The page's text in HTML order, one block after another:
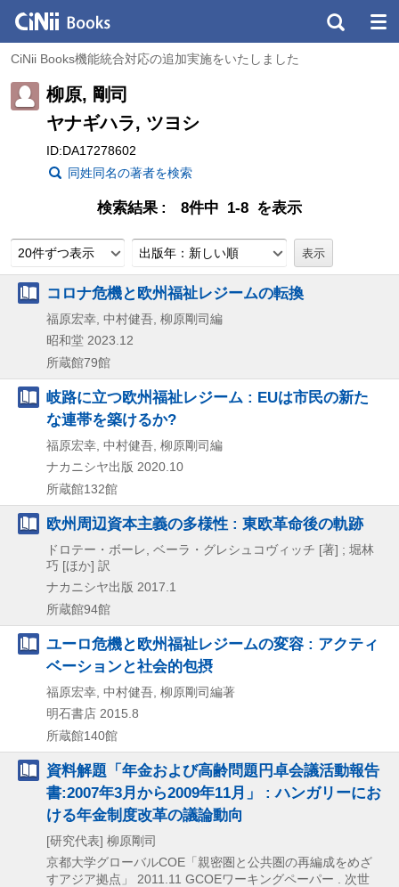
CiNii Books機能統合対応の追加実施をいたしました
柳原, 剛司
ヤナギハラ, ツヨシ
ID:DA17278602
同姓同名の著者を検索
検索結果 8件中 1-8 を表示
20件ずつ表示 出版年：新しい順
コロナ危機と欧州福祉レジームの転換
福原宏幸, 中村健吾, 柳原剛司編
昭和堂 2023.12
所蔵館79館
岐路に立つ欧州福祉レジーム : EUは市民の新た
な連帯を築けるか?
福原宏幸, 中村健吾, 柳原剛司編
ナカニシヤ出版 2020.10
所蔵館132館
欧州周辺資本主義の多様性 : 東欧革命後の軌跡
ドロテー・ボーレ, ベーラ・グレシュコヴィッチ [著] ; 堀林
巧 [ほか] 訳
ナカニシヤ出版 2017.1
所蔵館94館
ユーロ危機と欧州福祉レジームの変容 : アクティ
ベーションと社会的包摂
福原宏幸, 中村健吾, 柳原剛司編著
明石書店 2015.8
所蔵館140館
資料解題「年金および高齢問題円卓会議活動報告
書:2007年3月から2009年11月」 : ハンガリーにお
ける年金制度改革の議論動向
[研究代表] 柳原剛司
京都大学グローバルCOE「親密圏と公共圏の再編成をめざ
すアジア拠点」
2011.11 GCOEワーキングペーパー . 次世